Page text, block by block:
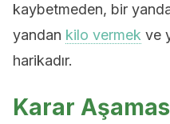
kaybetmeden, bir
yandan kilo vermek ve
harikadır.
Karar